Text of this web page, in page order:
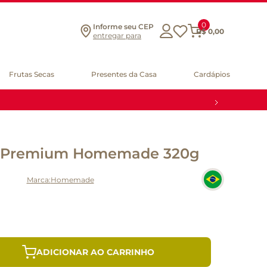
Informe seu CEP
entregar para
0
R$ 0,00
Frutas Secas Presentes da Casa Cardápios
Homemade 320g
Homemade
ADICIONAR AO CARRINHO